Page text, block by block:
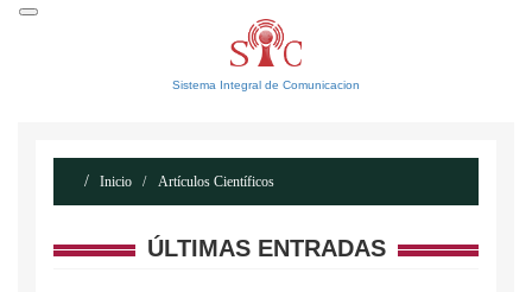
Sistema Integral de Comunicacion
Inicio Artículos Científicos
ÚLTIMAS ENTRADAS